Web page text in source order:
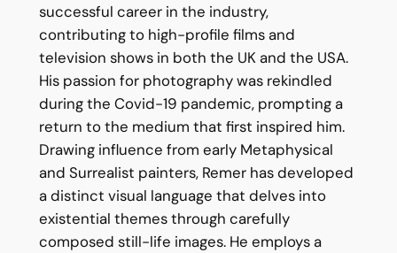
successful career in the industry,
contributing to high-profile films and
television shows in both the UK and the USA.
His passion for photography was rekindled
during the Covid-19 pandemic, prompting a
return to the medium that first inspired him.
Drawing influence from early Metaphysical
and Surrealist painters, Remer has developed
a distinct visual language that delves into
existential themes through carefully
composed still-life images. He employs a